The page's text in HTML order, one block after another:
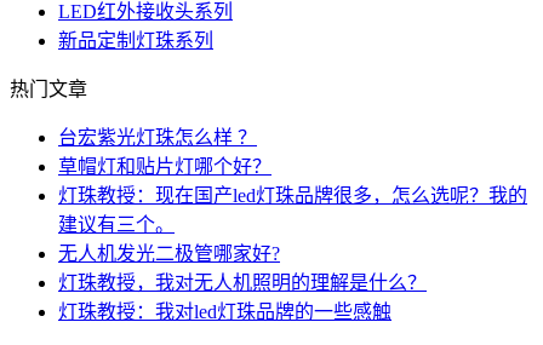
LED红外接收头系列
新品定制灯珠系列
热门文章
台宏紫光灯珠怎么样 ？
草帽灯和贴片灯哪个好？
灯珠教授：现在国产led灯珠品牌很多，怎么选呢？我的
建议有三个。
无人机发光二极管哪家好?
灯珠教授，我对无人机照明的理解是什么？
灯珠教授：我对led灯珠品牌的一些感触